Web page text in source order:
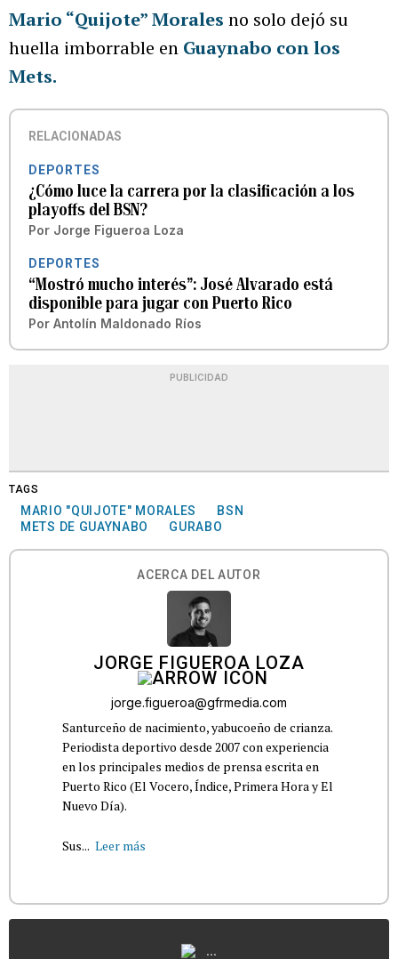
Mario “Quijote” Morales no solo dejó su
huella imborrable en Guaynabo con los
Mets.
RELACIONADAS
DEPORTES
¿Cómo luce la carrera por la clasificación a los
playoffs del BSN?
Por Jorge Figueroa Loza
DEPORTES
“Mostró mucho interés”: José Alvarado está
disponible para jugar con Puerto Rico
Por Antolín Maldonado Ríos
PUBLICIDAD
TAGS
MARIO "QUIJOTE" MORALES
BSN
METS DE GUAYNABO
GURABO
ACERCA DEL AUTOR
JORGE FIGUEROA LOZA
jorge.figueroa@gfrmedia.com
Santurceño de nacimiento, yabucoeño de crianza.
Periodista deportivo desde 2007 con experiencia
en los principales medios de prensa escrita en
Puerto Rico (El Vocero, Índice, Primera Hora y El
Nuevo Día).
Sus... Leer más
...